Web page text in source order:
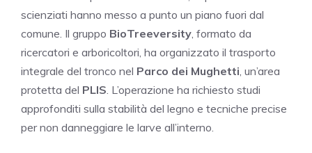
scienziati hanno messo a punto un piano fuori dal
comune. Il gruppo BioTreeversity , formato da
ricercatori e arboricoltori, ha organizzato il trasporto
integrale del tronco nel Parco dei Mughetti , un’area
protetta del PLIS . L’operazione ha richiesto studi
approfonditi sulla stabilità del legno e tecniche precise
per non danneggiare le larve all’interno.